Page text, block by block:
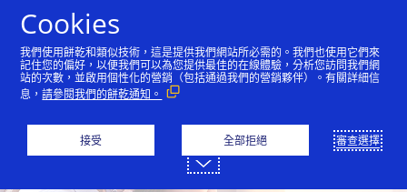
Visa信用卡 Visa金融卡 Visa預付卡
Cookies
我們使用餅乾和類似技術，這是提供我們網站所必需的。我們也使用它們來
記住您的偏好，以便我們可以為您提供最佳的在線體驗，分析您訪問我們網
站的次數，並啟用個性化的營銷（包括通過我們的營銷夥伴）。有關詳細信
息，請參閱我們的餅乾通知。
接受 全部拒絕 審查選擇